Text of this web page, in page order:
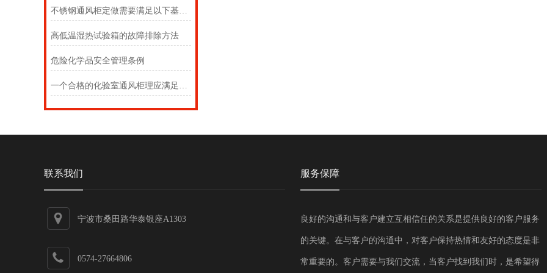
不锈钢通风柜定做需要满足以下基本功能要求
高低温湿热试验箱的故障排除方法
危险化学品安全管理条例
一个合格的化验室通风柜理应满足以下几点要求
联系我们
宁波市桑田路华泰银座A1303
0574-27664806
服务保障
良好的沟通和与客户建立互相信任的关系是提供良好的客户服务
的关键。在与客户的沟通中，对客户保持热情和友好的态度是非
常重要的。客户需要与我们交流，当客户找到我们时，是希望得